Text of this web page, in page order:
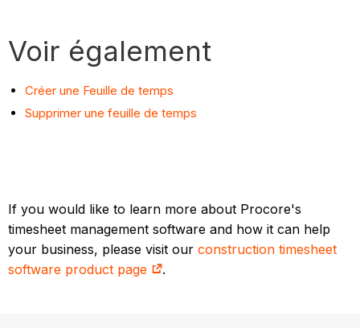
Voir également
Créer une Feuille de temps
Supprimer une feuille de temps
If you would like to learn more about Procore's
timesheet management software and how it can help
your business, please visit ourconstruction timesheet
software product page
.